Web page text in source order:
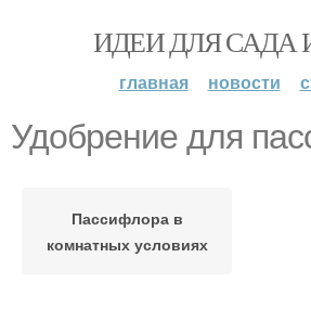
ИДЕИ ДЛЯ САДА
главная новости
Удобрение для
Пассифлора в
комнатных условиях